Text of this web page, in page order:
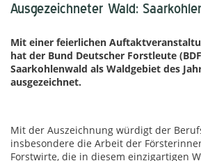
Ausgezeichneter Wald:
Mit einer feierlichen
hat der Bund Deutscher Forstleute
Saarkohlenwald als Waldgebiet des
ausgezeichnet.
Mit der Auszeichnung würdigt der
insbesondere die Arbeit der
Forstwirte, die in diesem einzigartigen